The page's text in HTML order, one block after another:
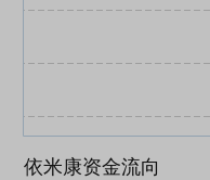
依米康资金流向